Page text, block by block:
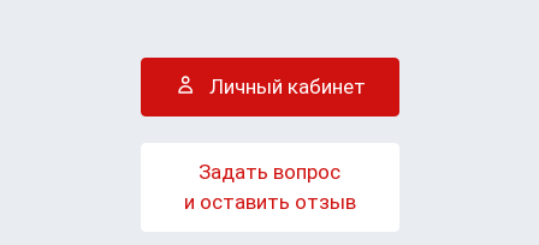
Личный кабинет
Задать вопрос
и оставить отзыв